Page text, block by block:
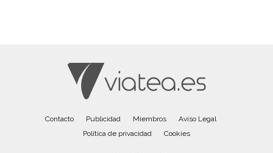
Contacto Publicidad Miembros
Aviso Legal
Política de privacidad
Cookies